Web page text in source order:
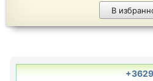
В
+3629